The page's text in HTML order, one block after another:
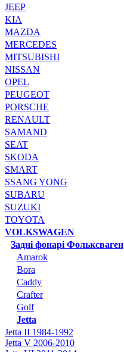
JEEP
KIA
MAZDA
MERCEDES
MITSUBISHI
NISSAN
OPEL
PEUGEOT
PORSCHE
RENAULT
SAMAND
SEAT
SKODA
SMART
SSANG YONG
SUBARU
SUZUKI
TOYOTA
VOLKSWAGEN
Задні фонарі Фольксваген
Amarok
Bora
Caddy
Crafter
Golf
Jetta
Jetta II 1984-1992
Jetta V 2006-2010